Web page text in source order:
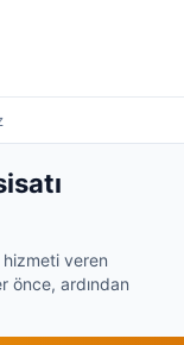
veren
önce, ardından